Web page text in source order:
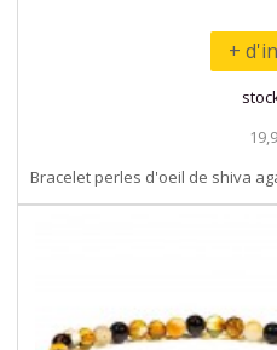
+
Bracelet perles d'oeil de shiva